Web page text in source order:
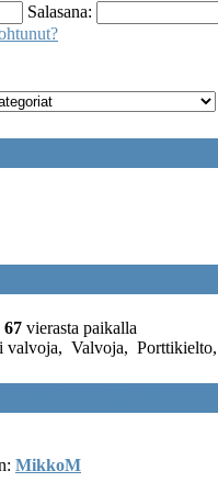
Salasana:
67 vierasta paikalla
valvoja, Valvoja, Porttikielto,
MikkoM